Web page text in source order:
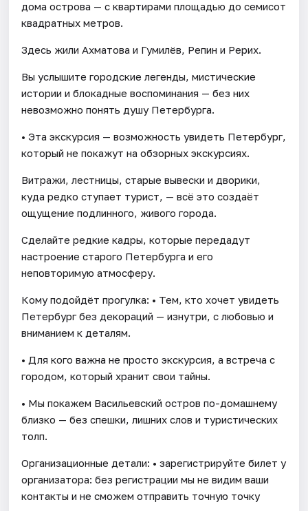
дома острова — с квартирами площадью до семисот
квадратных метров.
Здесь жили Ахматова и Гумилёв, Репин и Рерих.
Вы услышите городские легенды, мистические
истории и блокадные воспоминания — без них
невозможно понять душу Петербурга.
• Эта экскурсия — возможность увидеть Петербург,
который не покажут на обзорных экскурсиях.
Витражи, лестницы, старые вывески и дворики,
куда редко ступает турист, — всё это создаёт
ощущение подлинного, живого города.
Сделайте редкие кадры, которые передадут
настроение старого Петербурга и его
неповторимую атмосферу.
Кому подойдёт прогулка: • Тем, кто хочет увидеть
Петербург без декораций — изнутри, с любовью и
вниманием к деталям.
• Для кого важна не просто экскурсия, а встреча с
городом, который хранит свои тайны.
• Мы покажем Васильевский остров по-домашнему
близко — без спешки, лишних слов и туристических
толп.
Организационные детали: • зарегистрируйте билет у
организатора: без регистрации мы не видим ваши
контакты и не сможем отправить точную точку